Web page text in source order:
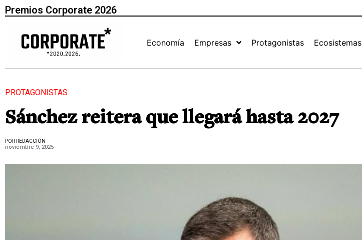
Premios Corporate 2026
Economía Empresas Protagonistas Ecosistemas
PROTAGONISTAS
Sánchez reitera que llegará hasta 2027
POR REDACCIÓN
noviembre 9, 2025